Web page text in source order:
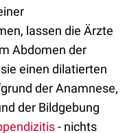
lassen die Ärzte
Abdomen der
einen dilatierten
der Anamnese,
der Bildgebung
- nichts